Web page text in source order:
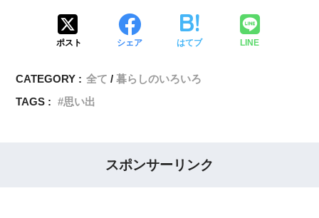
ポスト シェア はてブ LINE
CATEGORY : 全て
暮らしのいろいろ
TAGS :
思い出
スポンサーリンク